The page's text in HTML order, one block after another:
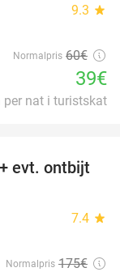
9.3 star
Normalpris 60€
39€
per nat i turistskat
55%
evt. ontbijt
7.4 star
Normalpris 175€